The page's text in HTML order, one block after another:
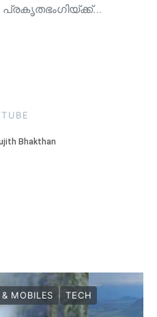
പ്രകൃതഭംഗിയ്ക്ക്…
MOBILES TECH